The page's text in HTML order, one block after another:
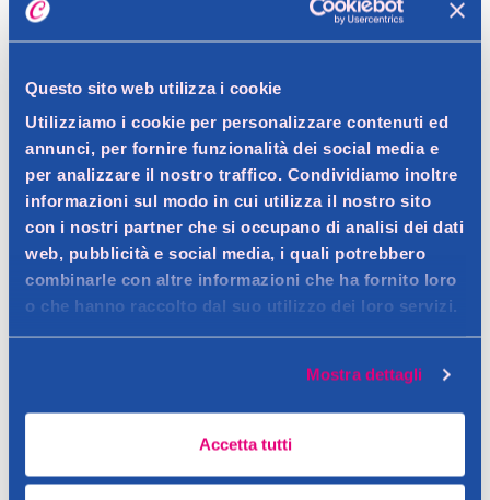
Questo sito web utilizza i cookie
Utilizziamo i cookie per personalizzare contenuti ed
annunci, per fornire funzionalità dei social media e
per analizzare il nostro traffico. Condividiamo inoltre
informazioni sul modo in cui utilizza il nostro sito
con i nostri partner che si occupano di analisi dei dati
web, pubblicità e social media, i quali potrebbero
combinarle con altre informazioni che ha fornito loro
o che hanno raccolto dal suo utilizzo dei loro servizi.
Mostra dettagli
Accetta tutti
Denim
2,99 €
0.15LT (19,93 € / LT)
Aggiungi
Help
Verifica disp. in negozio
6,49 €
0.1LT (64,90 € / LT)
Aggiungi
Help
Verifica disp. in negozio